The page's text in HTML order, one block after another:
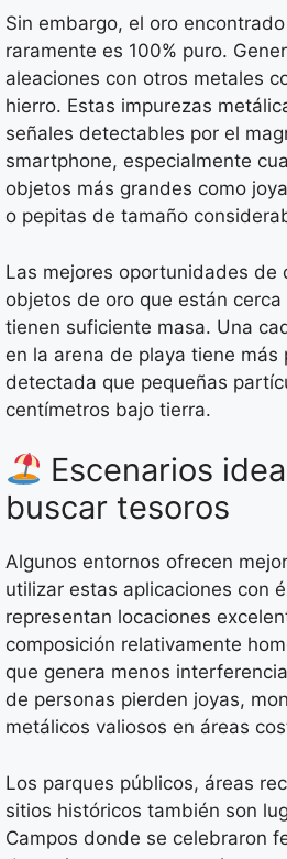
Sin embargo, el oro
raramente es 100% puro.
aleaciones con otros metales
hierro. Estas impurezas
señales detectables por el
smartphone, especialmente
objetos más grandes como
o pepitas de tamaño
Las mejores oportunidades de
objetos de oro que están
tienen suficiente masa. Una
en la arena de playa tiene
detectada que pequeñas
centímetros bajo tierra.
Escenarios
buscar tesoros
Algunos entornos ofrecen
utilizar estas aplicaciones con
representan locaciones
composición relativamente
que genera menos
de personas pierden joyas,
metálicos valiosos en áreas
Los parques públicos, áreas
sitios históricos también son
Campos donde se celebraron